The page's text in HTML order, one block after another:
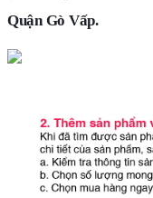
Quận Gò Vấp.